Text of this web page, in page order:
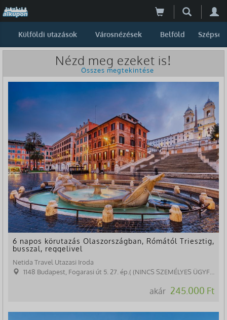
Külföldi utazások Városnézések Belföld Szépség
Nézd meg ezeket is!
Összes megtekintése
6 napos körutazás Olaszországban, Rómától Triesztig,
busszal, reggelivel
Netida Travel Utazasi Iroda
1148 Budapest, Fogarasi út 5. 27. ép.( (NINCS SZEMÉLYES ÜGYFÉLFOGADÁS)
akár 245.000 Ft